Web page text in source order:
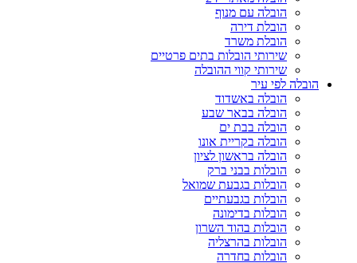
הובלה עם מנוף
הובלת דירה
הובלת משרד
שירותי הובלות בתים פרטיים
שירותי קווי ההובלה
הובלה לפי עיר
הובלה באשדוד
הובלה בבאר שבע
הובלה בבת ים
הובלה בקריית אונו
הובלה בראשון לציון
הובלות בבני ברק
הובלות בגבעת שמואל
הובלות בגבעתיים
הובלות בדימונה
הובלות בהוד השרון
הובלות בהרצליה
הובלות בחדרה